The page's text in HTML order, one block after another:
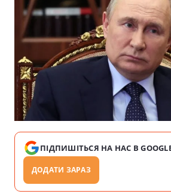
ПІДПИШІТЬСЯ НА НАС В
ДОДАТИ ЗАРАЗ